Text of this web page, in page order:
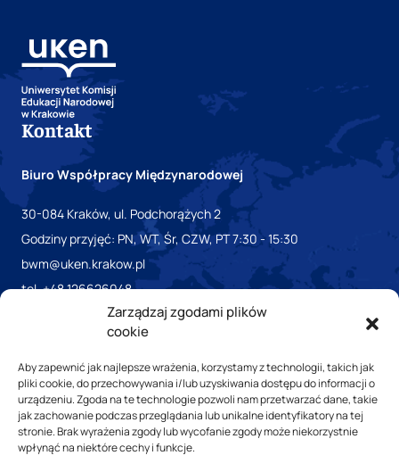
Zarządzaj zgodami plików
cookie
Aby zapewnić jak najlepsze wrażenia, korzystamy z technologii, takich jak
pliki cookie, do przechowywania i/lub uzyskiwania dostępu do informacji o
urządzeniu. Zgoda na te technologie pozwoli nam przetwarzać dane, takie
jak zachowanie podczas przeglądania lub unikalne identyfikatory na tej
stronie. Brak wyrażenia zgody lub wycofanie zgody może niekorzystnie
wpłynąć na niektóre cechy i funkcje.
Kontakt
Biuro Współpracy Międzynarodowej
30-084 Kraków, ul. Podchorążych 2
Godziny przyjęć: PN, WT, Śr, CZW, PT 7:30 - 15:30
bwm@uken.krakow.pl
tel. +48 126626048
Biuletyn informacji Publicznej